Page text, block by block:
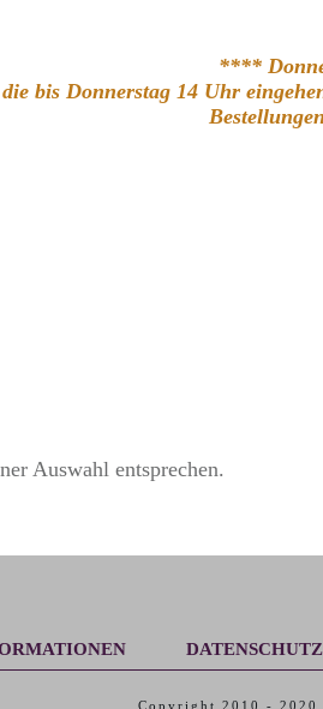
****
bis Donnerstag 14 Uhr
Auswahl entsprechen.
Copyright 2010 - 2020